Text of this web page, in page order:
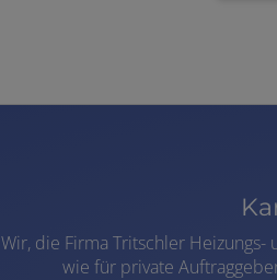
Wir, die Firma Tritschler
wie für private